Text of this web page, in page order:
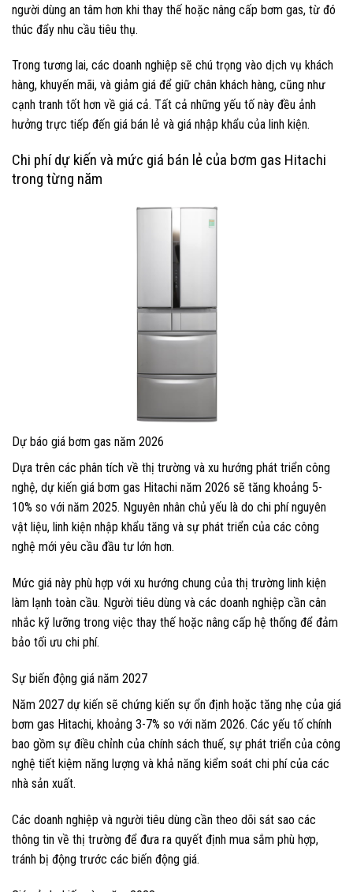
người dùng an tâm hơn khi thay thế hoặc nâng cấp bơm gas, từ đó
thúc đẩy nhu cầu tiêu thụ.
Trong tương lai, các doanh nghiệp sẽ chú trọng vào dịch vụ khách
hàng, khuyến mãi, và giảm giá để giữ chân khách hàng, cũng như
cạnh tranh tốt hơn về giá cả. Tất cả những yếu tố này đều ảnh
hưởng trực tiếp đến giá bán lẻ và giá nhập khẩu của linh kiện.
Chi phí dự kiến và mức giá bán lẻ của bơm gas Hitachi
trong từng năm
Dự báo giá bơm gas năm 2026
Dựa trên các phân tích về thị trường và xu hướng phát triển công
nghệ, dự kiến giá bơm gas Hitachi năm 2026 sẽ tăng khoảng 5-
10% so với năm 2025. Nguyên nhân chủ yếu là do chi phí nguyên
vật liệu, linh kiện nhập khẩu tăng và sự phát triển của các công
nghệ mới yêu cầu đầu tư lớn hơn.
Mức giá này phù hợp với xu hướng chung của thị trường linh kiện
làm lạnh toàn cầu. Người tiêu dùng và các doanh nghiệp cần cân
nhắc kỹ lưỡng trong việc thay thế hoặc nâng cấp hệ thống để đảm
bảo tối ưu chi phí.
Sự biến động giá năm 2027
Năm 2027 dự kiến sẽ chứng kiến sự ổn định hoặc tăng nhẹ của giá
bơm gas Hitachi, khoảng 3-7% so với năm 2026. Các yếu tố chính
bao gồm sự điều chỉnh của chính sách thuế, sự phát triển của công
nghệ tiết kiệm năng lượng và khả năng kiểm soát chi phí của các
nhà sản xuất.
Các doanh nghiệp và người tiêu dùng cần theo dõi sát sao các
thông tin về thị trường để đưa ra quyết định mua sắm phù hợp,
tránh bị động trước các biến động giá.